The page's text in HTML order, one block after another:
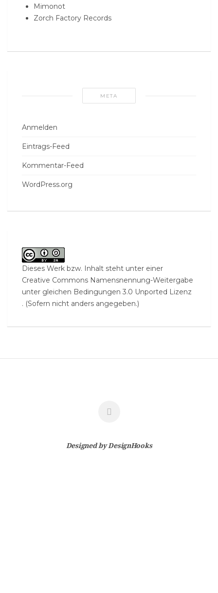
Mimonot
Zorch Factory Records
META
Anmelden
Eintrags-Feed
Kommentar-Feed
WordPress.org
Dieses Werk bzw. Inhalt steht unter einer
Creative Commons Namensnennung-Weitergabe
unter gleichen Bedingungen 3.0 Unported Lizenz
. (Sofern nicht anders angegeben.)
Designed byDesignHooks